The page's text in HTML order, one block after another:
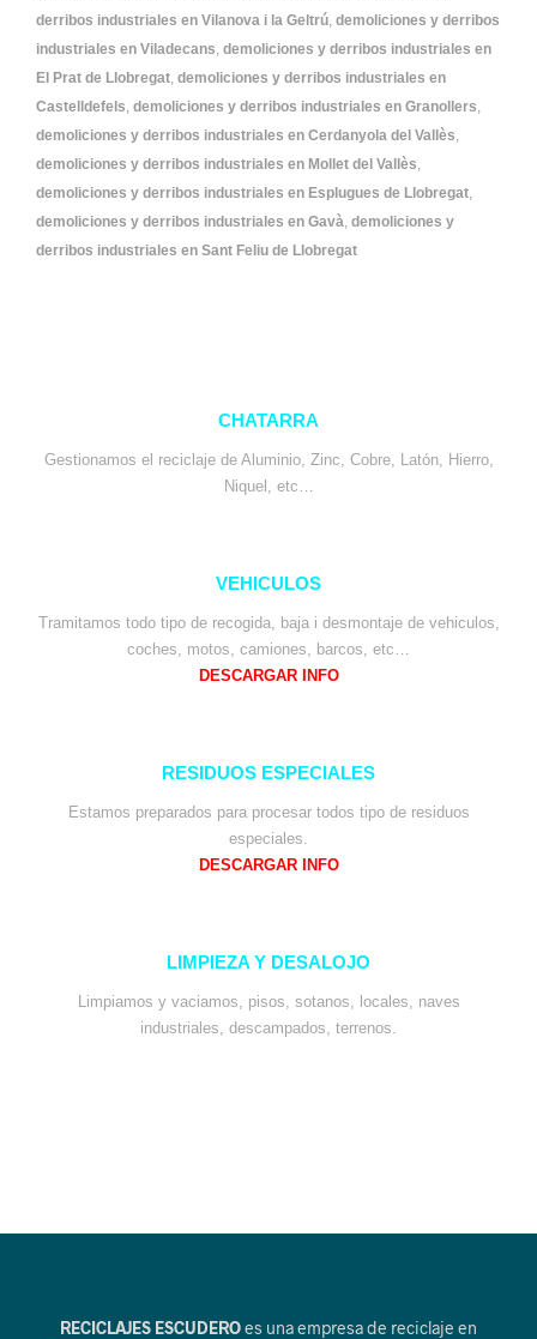
derribos industriales en Vilanova i la Geltrú, demoliciones y derribos
industriales en Viladecans, demoliciones y derribos industriales en
El Prat de Llobregat, demoliciones y derribos industriales en
Castelldefels, demoliciones y derribos industriales en Granollers,
demoliciones y derribos industriales en Cerdanyola del Vallès,
demoliciones y derribos industriales en Mollet del Vallès,
demoliciones y derribos industriales en Esplugues de Llobregat,
demoliciones y derribos industriales en Gavà, demoliciones y
derribos industriales en Sant Feliu de Llobregat
CHATARRA
Gestionamos el reciclaje de Aluminio, Zinc, Cobre, Latón, Hierro,
Niquel, etc…
VEHICULOS
Tramitamos todo tipo de recogida, baja i desmontaje de vehiculos,
coches, motos, camiones, barcos, etc…
DESCARGAR INFO
RESIDUOS ESPECIALES
Estamos preparados para procesar todos tipo de residuos
especiales.
DESCARGAR INFO
LIMPIEZA Y DESALOJO
Limpiamos y vaciamos, pisos, sotanos, locales, naves
industriales, descampados, terrenos.
RECICLAJES ESCUDEROes una empresa de reciclaje en